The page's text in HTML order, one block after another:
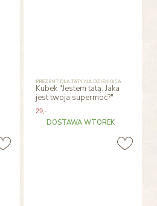
PREZENT DLA TATY NA DZIEŃ OJCA
Kubek "Jestem tatą. Jaka
jest twoja supermoc?"
29 ,-
DOSTAWA WTOREK